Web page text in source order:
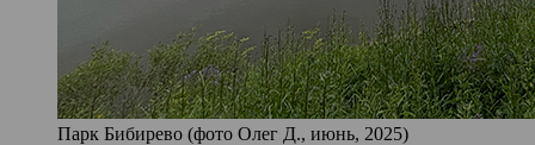
Парк Бибирево (фото Олег Д., июнь, 2025)